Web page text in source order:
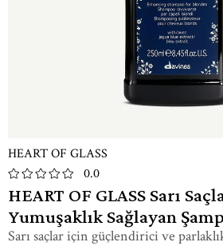
HEART OF GLASS
0.0
HEART OF GLASS Sarı
Yumuşaklık Sağlayan
Sarı saçlar için güçlendirici ve